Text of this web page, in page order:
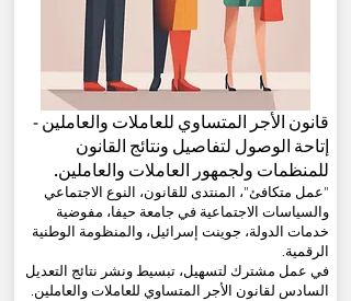
قانون الأجر المتساوي للعاملات والعاملين -
إتاحة الوصول لتفاصيل ونتائج القانون
للمنظمات ولجمهور العاملات والعاملين.
"عمل متكافئ"، المنتدى للقانون، النوع الاجتماعي
والسياسات الاجتماعية في جامعة حيفا، مفوضية
خدمات الدولة، جوينت إسرائيل، والمنظومة الوطنية
الرقمية.
في عمل مشترك لتسهيل، تبسيط ونشر نتائج التعديل
السادس لقانون الأجر المتساوي للعاملات والعاملين.